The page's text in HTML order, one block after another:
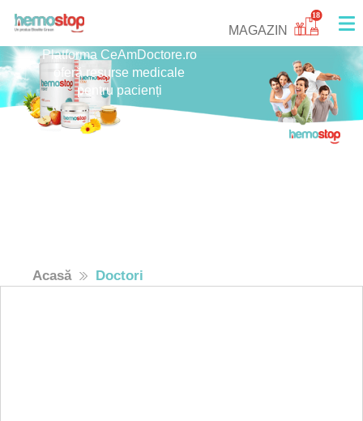
MAGAZIN
18
Platforma CeAmDoctore.ro
oferă resurse medicale
pentru pacienți
Acasă Doctori